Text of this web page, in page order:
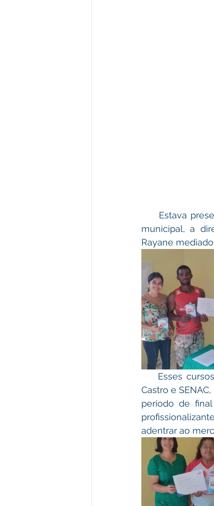
municipal, a
Rayane
Castro e
período de
adentrar ao